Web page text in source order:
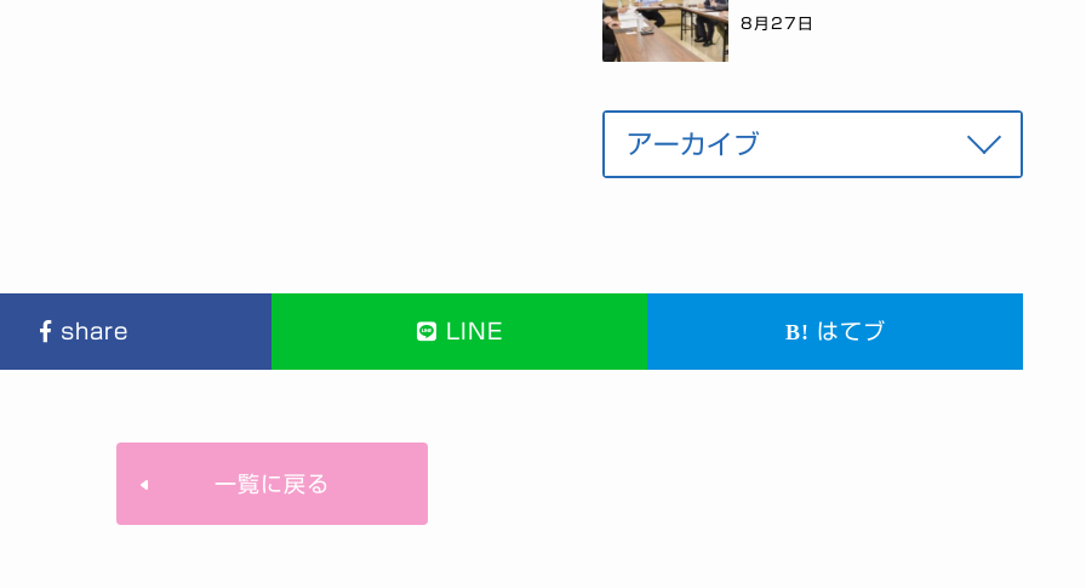
8月27日
share LINE はてブ
一覧に戻る